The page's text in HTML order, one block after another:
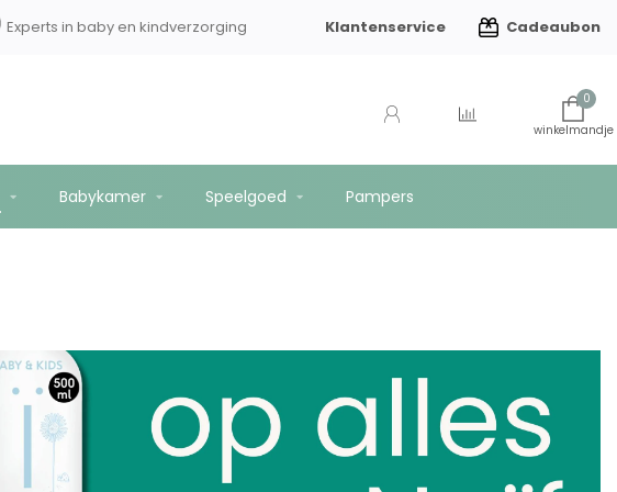
Experts in baby en kindverzorging Gratis verzending vanaf €75
Klantenservice Cadeaubon
0
Babykamer Speelgoed Pampers